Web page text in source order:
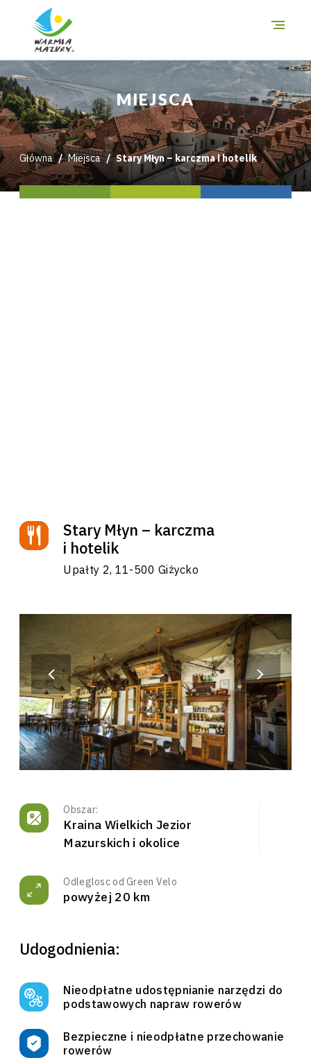
O szlakach
Miejsca
Trasy
i wycieczki
Mapa
MIEJSCA
Główna Miejsca Stary Młyn – karczma i hotelik
Stary Młyn – karczma
i hotelik
Upałty 2, 11-500 Giżycko
Obszar:
Kraina Wielkich Jezior
Mazurskich i okolice
Odleglosc od Green Velo
powyżej 20 km
Udogodnienia:
Nieodpłatne udostępnianie narzędzi do
podstawowych napraw rowerów
Bezpieczne i nieodpłatne przechowanie
rowerów